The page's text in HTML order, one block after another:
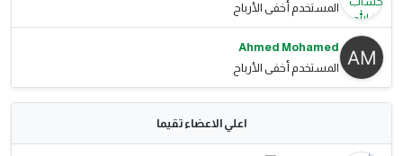
المستخدم أخفى الأرباح
Ahmed Mohamed
المستخدم أخفى الأرباح
اعلي الاعضاء تقيما